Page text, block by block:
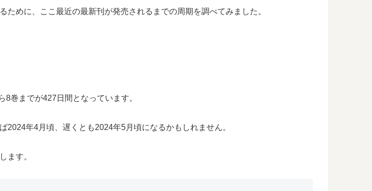
めに、ここ最近の最新刊が発売されるまでの周期を調べてみました。
8巻までが427日間となっています。
年4月頃、遅くとも2024年5月頃になるかもしれません。
ます。